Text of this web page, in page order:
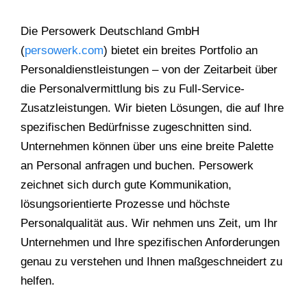
Die Persowerk Deutschland GmbH
(persowerk.com) bietet ein breites Portfolio an
Personaldienstleistungen – von der Zeitarbeit über
die Personalvermittlung bis zu Full-Service-
Zusatzleistungen. Wir bieten Lösungen, die auf Ihre
spezifischen Bedürfnisse zugeschnitten sind.
Unternehmen können über uns eine breite Palette
an Personal anfragen und buchen. Persowerk
zeichnet sich durch gute Kommunikation,
lösungsorientierte Prozesse und höchste
Personalqualität aus. Wir nehmen uns Zeit, um Ihr
Unternehmen und Ihre spezifischen Anforderungen
genau zu verstehen und Ihnen maßgeschneidert zu
helfen.